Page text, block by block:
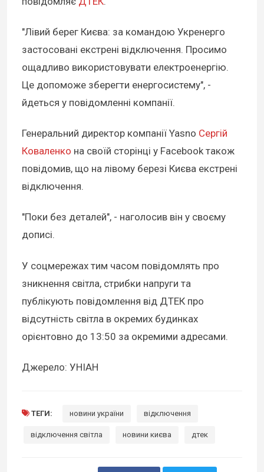
"Лівий берег Києва: за командою Укренерго
застосовані екстрені відключення. Просимо
ощадливо використовувати електроенергію.
Це допоможе зберегти енергосистему", -
йдеться у повідомленні компанії.
Генеральний директор компанії Yasno Сергій
Коваленко на своїй сторінці у Facebook також
повідомив, що на лівому березі Києва екстрені
відключення.
"Поки без деталей", - наголосив він у своєму
дописі.
У соцмережах тим часом повідомлять про
зникнення світла, стрибки напруги та
публікують повідомлення від ДТЕК про
відсутність світла в окремих будинках
орієнтовно до 13:50 за окремими адресами.
Джерело: УНІАН
ТЕГИ: новини україни відключення
відключення світла новини києва дтек